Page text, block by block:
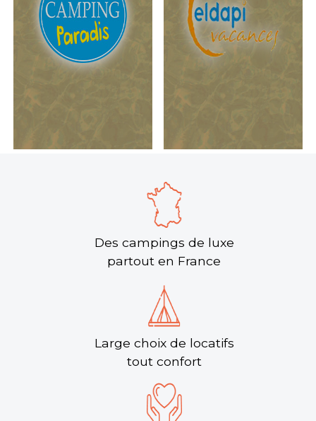
Des campings de luxe
partout en France
Large choix de locatifs
tout confort